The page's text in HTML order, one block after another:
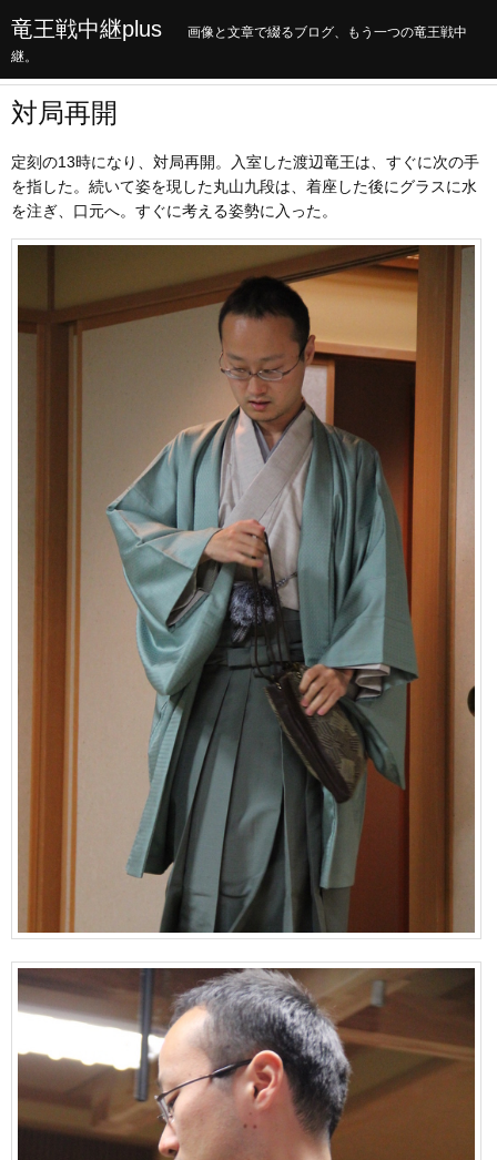
竜王戦中継plus
画像と文章で綴るブログ、もう一つの竜王戦中
継。
対局再開
定刻の13時になり、対局再開。入室した渡辺竜王は、すぐに次の手
を指した。続いて姿を現した丸山九段は、着座した後にグラスに水
を注ぎ、口元へ。すぐに考える姿勢に入った。